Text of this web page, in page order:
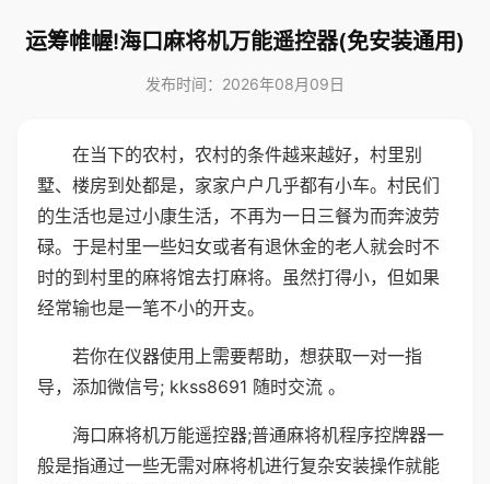
运筹帷幄!海口麻将机万能遥控器(免安装通用)
发布时间：2026年08月09日
在当下的农村，农村的条件越来越好，村里别
墅、楼房到处都是，家家户户几乎都有小车。村民们
的生活也是过小康生活，不再为一日三餐为而奔波劳
碌。于是村里一些妇女或者有退休金的老人就会时不
时的到村里的麻将馆去打麻将。虽然打得小，但如果
经常输也是一笔不小的开支。
若你在仪器使用上需要帮助，想获取一对一指
导，添加微信号; kkss8691 随时交流 。
海口麻将机万能遥控器;普通麻将机程序控牌器一
般是指通过一些无需对麻将机进行复杂安装操作就能